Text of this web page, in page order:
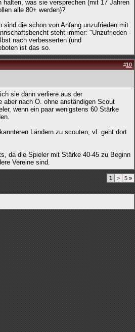
halten, was sie versprechen (mit 17 Jahren
alle 80+ werden)?
sind die schon von Anfang unzufrieden mit
steht immer: "Unzufrieden -
nach verbesserten (und
ist das so.
#10
sie dann verliere aus der
aber nach Ö. ohne anständigen Scout
wenn ein paar wenigstens 60 Stärke
Ländern zu scouten, vl. geht dort
da die Spieler mit Stärke 40-45 zu Beginn
Vereine sind.
1 > 5 »